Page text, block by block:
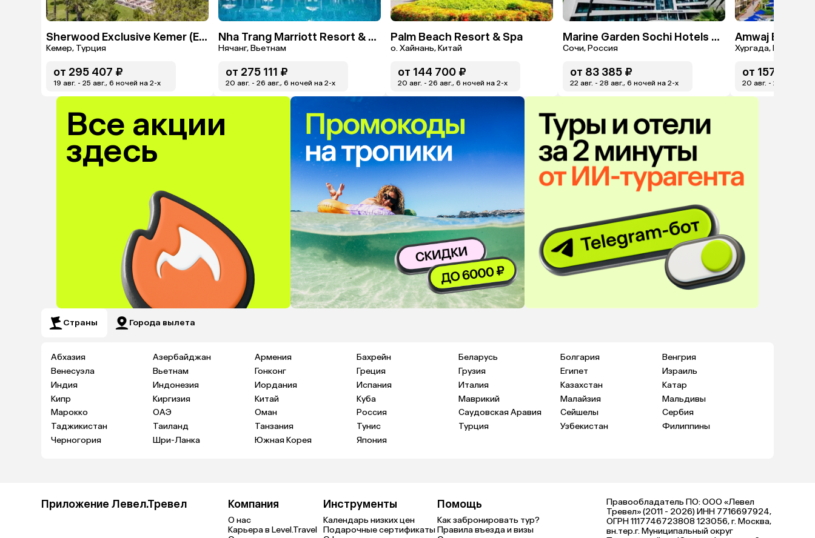
Sherwood Exclusive Kemer (Ex. Sherwood Club Kemer)
Кемер, Турция
от 295 407 ₽
19 авг. - 25 авг., 6 ночей на 2-x
Nha Trang Marriott Resort & Spa, Hon Tre Island
Нячанг, Вьетнам
от 275 111 ₽
20 авг. - 26 авг., 6 ночей на 2-x
Palm Beach Resort & Spa
о. Хайнань, Китай
от 144 700 ₽
20 авг. - 26 авг., 6 ночей на 2-x
Marine Garden Sochi Hotels & Spa By ZONT Hotel Group
Сочи, Россия
от 83 385 ₽
22 авг. - 28 авг., 6 ночей на 2-x
Хургада, Египет
от 157 252 ₽
20 авг. - 26 авг., 6
Все акции
здесь
Страны Города вылета
Абхазия Азербайджан Армения Бахрейн Беларусь Болгария
Венгрия
Венесуэла
Вьетнам Гонконг Греция Грузия Египет
Израиль
Индия
Индонезия Иордания Испания Италия Казахстан
Катар
Кипр
Киргизия Китай Куба Маврикий Малайзия
Мальдивы
Марокко
ОАЭ Оман Россия Саудовская Аравия Сейшелы
Сербия
Таджикистан
Таиланд Танзания Тунис Турция Узбекистан
Филиппины
Черногория
Шри-Ланка Южная Корея Япония
Приложение Левел.Тревел Компания
О нас
Карьера в Level.Travel
Инструменты
Календарь низких цен
Подарочные сертификаты
Помощь
Как забронировать тур?
Правила въезда и визы
Правообладатель ПО: ООО «Левел
Тревел» (2011 - 2026) ИНН 7716697924,
ОГРН 1117746723808 123056, г. Москва,
вн.тер.г. Муниципальный округ